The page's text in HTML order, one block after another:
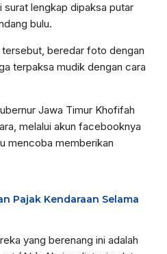
surat lengkap dipaksa putar
bulu.
tersebut, beredar foto dengan
terpaksa mudik dengan cara
Jawa Timur Khofifah
melalui akun facebooknya
mencoba memberikan
Pajak Kendaraan Selama
yang berenang ini adalah